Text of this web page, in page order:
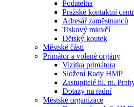
Podatelna
Pražské kontaktní
Adresář zaměstnanců
Tiskový mluvčí
Dětský koutek
Městské části
Primátor a volené orgány
Vizitka primátora
Složení Rady HMP
Zastupitelé hl. m.
Dotazy na radní
Městské organizace